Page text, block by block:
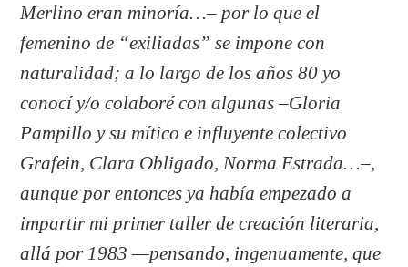
Merlino eran minoría…– por lo que el
femenino de “exiliadas” se impone con
naturalidad; a lo largo de los años 80 yo
conocí y/o colaboré con algunas –Gloria
Pampillo y su mítico e influyente colectivo
Grafein, Clara Obligado, Norma Estrada…–,
aunque por entonces ya había empezado a
impartir mi primer taller de creación literaria,
allá por 1983 —pensando, ingenuamente, que